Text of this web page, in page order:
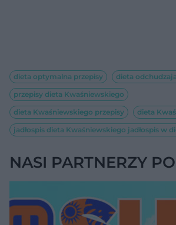
dieta optymalna przepisy
dieta
przepisy dieta Kwaśniewskiego
dieta Kwaśniewskiego przepisy
dieta
jadłospis dieta Kwaśniewskiego jadłospis w
NASI PARTNERZY